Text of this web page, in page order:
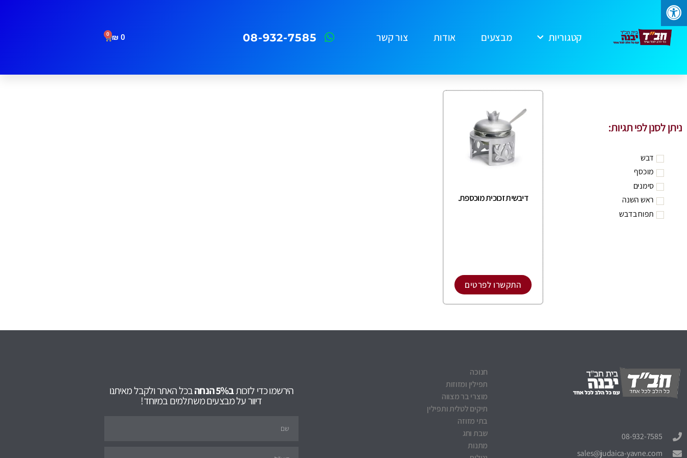
קטגוריות מבצעים אודות צור קשר 08-932-7585
0
₪
0
ניתן לסנן לפי תגיות:
דבש
מוכסף
סימנים
ראש השנה
תפוח בדבש
דיבשית זכוכית מוכספת.
התקשרו לפרטים
08-932-7585
sales@judaica-yavne.com
חנוכה
תפילין ומזוזות
מוצרי בר מצווה
תיקים לטלית ותפילין
בתי מזוזה
שבת וחג
מתנות
הירשמו כדי לזכותב5% הנחה בכל האתר ולקבל מאיתנו
דיוור על מבצעים משתלמים במיוחד!